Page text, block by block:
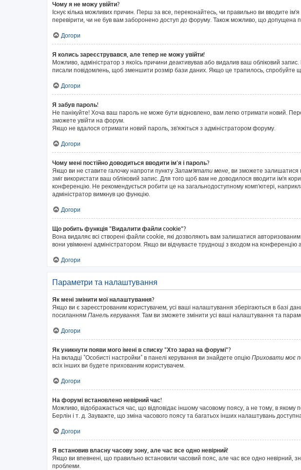
Чому я не можу увійти?
Існує кілька можливих причин. Перш за все, переконайтесь, чи правильно ви вводите
перевірити, чи не був вам заборонено доступ до форуму. Також можливо, що допущена
Догори
Я колись зареєструвався, але тепер не можу увійти!
Можливо, адміністратор з якоїсь причини деактивував або видалив ваш обліковий
писали повідомлень, щоб зменшити розмір бази даних. Якщо це трапилось, спробуйте
Догори
Я забув пароль!
Не панікуйте! Хоча ваш пароль не може бути відновлено, вам легко отримати новий.
зможете увійти на форум.
Якщо не вдалося отримати новий пароль, зв'яжіться з адміністратором форуму.
Догори
Чому мені постійно доводиться вводити ім’я і пароль?
Якщо ви не ставите галочку напроти пункту Запам'ятати мене, ви зможете залишатися
зміг використати ваш обліковий запис. Для того щоб вам не доводилося вводити ім'я
конференцію. Не рекомендується робити це на загальнодоступному комп'ютері,
адміністратор вимкнув цю функцію.
Догори
Що робить функція "Видалити файли cookie"?
Вона видаляє всі створені файли cookie, які дозволяють вам залишатися
вони увімкнені адміністратором. Якщо ви відчуваєте труднощі з входом на
Догори
Параметри та налаштування
Як мені змінити мої налаштування?
Якщо ви є зареєстрованим користувачем, усі ваші налаштування зберігаються в базі
посиланням Панель керування. Там ви зможете змінити усі ваші налаштування та
Догори
Як уникнути появи мого імені в списку "Хто зараз на форумі"?
На вкладці "Особисті настройки" в панелі керування ви знайдете опцію Приховати моє
всіх інших ви будете прихованим користувачем.
Догори
На форумі встановлено невірний час!
Можливо, відображається час, що відповідає іншому часовому поясу, а не тому, в
Берлін і т. д. Зауважте, що зміна часового поясу та багатьох інших налаштувань
Догори
Я встановив власну часову зону, але час все одно невірний!
Якщо ви впевнені, що правильно встановили часовий пояс, але час все одно невірний,
проблеми.